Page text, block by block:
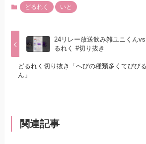
どるれく いと
24リレー放送飲み雑ユニくん
るれく #切り抜き
どるれく切り抜き「へびの種類多くてびび
ん」
関連記事